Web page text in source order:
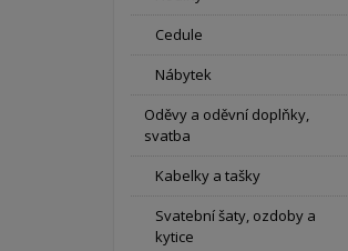
Cedule
Nábytek
Oděvy a oděvní doplňky,
svatba
Kabelky a tašky
Svatební šaty, ozdoby a
kytice